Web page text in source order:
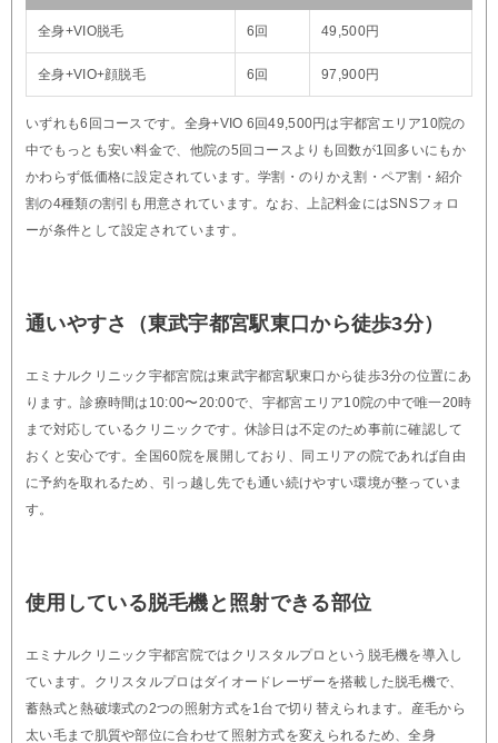
全身+VIO脱毛 6回 49,500円
全身+VIO+顔脱毛 6回 97,900円
いずれも6回コースです。全身+VIO 6回49,500円は宇都宮エリア10院の
中でもっとも安い料金で、他院の5回コースよりも回数が1回多いにもか
かわらず低価格に設定されています。学割・のりかえ割・ペア割・紹介
割の4種類の割引も用意されています。なお、上記料金にはSNSフォロ
ーが条件として設定されています。
通いやすさ（東武宇都宮駅東口から徒歩3分）
エミナルクリニック宇都宮院は東武宇都宮駅東口から徒歩3分の位置にあ
ります。診療時間は10:00〜20:00で、宇都宮エリア10院の中で唯一20時
まで対応しているクリニックです。休診日は不定のため事前に確認して
おくと安心です。全国60院を展開しており、同エリアの院であれば自由
に予約を取れるため、引っ越し先でも通い続けやすい環境が整っていま
す。
使用している脱毛機と照射できる部位
エミナルクリニック宇都宮院ではクリスタルプロという脱毛機を導入し
ています。クリスタルプロはダイオードレーザーを搭載した脱毛機で、
蓄熱式と熱破壊式の2つの照射方式を1台で切り替えられます。産毛から
太い毛まで肌質や部位に合わせて照射方式を変えられるため、全身